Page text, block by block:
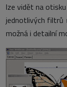
lze vidět na
jednotlivých filtrů
možná i detailní